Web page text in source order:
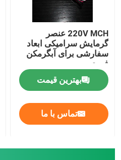
220V MCH عنصر
گرمایش سرامیکی ابعاد
سفارشی برای آبگرمکن
فوری
بهترین قیمت
تماس با ما